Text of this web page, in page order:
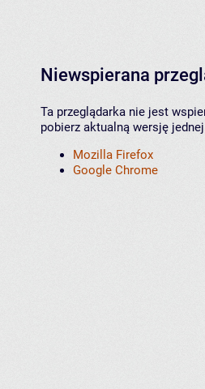
Niewspierana
Ta przeglądarka nie jest
pobierz aktualną wersję
Mozilla Firefox
Google Chrome